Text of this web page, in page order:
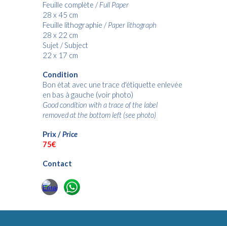
Feuille complète / Full Paper
28 x 45 cm
Feuille lithographie / Paper lithograph
28 x 22 cm
Sujet / Subject
22 x 17 cm
Condition
Bon état avec une trace d'étiquette enlevée
en bas à gauche (voir photo)
Good condition with a trace of the label
removed at the bottom left (see photo)
Prix /Price
75€
Contact